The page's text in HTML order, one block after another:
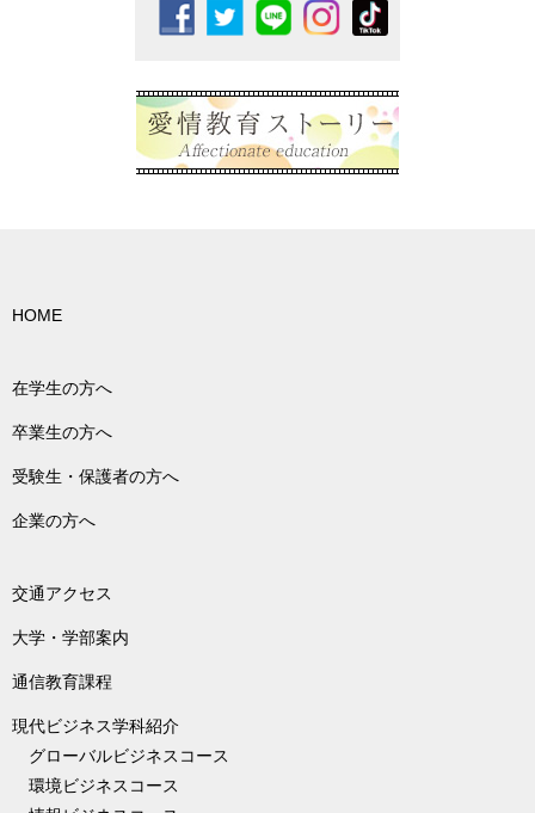
HOME
在学生の方へ
卒業生の方へ
受験生・保護者の方へ
企業の方へ
交通アクセス
大学・学部案内
通信教育課程
現代ビジネス学科紹介
グローバルビジネスコース
環境ビジネスコース